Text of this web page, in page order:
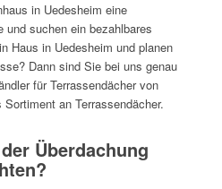
in Uedesheim eine
und suchen ein bezahlbares
Haus in Uedesheim und planen
Dann sind Sie bei uns genau
für Terrassendächer von
an Terrassendächer.
Überdachung